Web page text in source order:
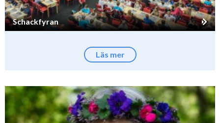
Schackfyran
Läs mer